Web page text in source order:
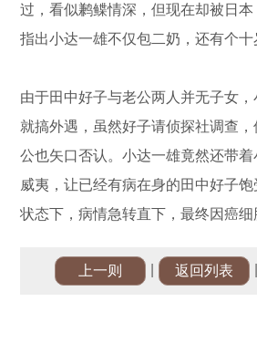
过，看似鹣鲽情深，但现在却被日本
指出小达一雄不仅包二奶，还有个十
由于田中好子与老公两人并无子女
就搞外遇，虽然好子请侦探社调查
公也矢口否认。小达一雄竟然还带
威夷，让已经有病在身的田中好子
状态下，病情急转直下，最终因癌细
上一则 返回列表